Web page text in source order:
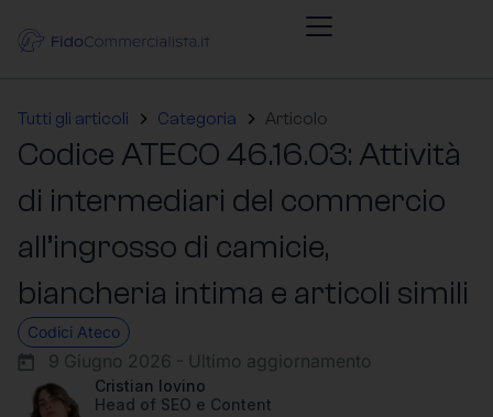
Tutti gli articoli Categoria Articolo
Codice ATECO 46.16.03: Attività
di intermediari del commercio
all’ingrosso di camicie,
biancheria intima e articoli simili
Codici Ateco
9 Giugno 2026 - Ultimo aggiornamento
Cristian Iovino
Head of SEO e Content